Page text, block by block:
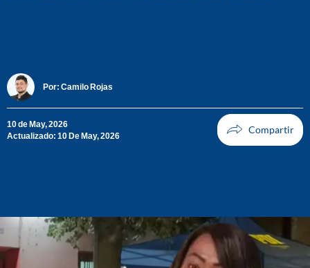
Por: Camilo Rojas
10 de May, 2026
Actualizado: 10 De May, 2026